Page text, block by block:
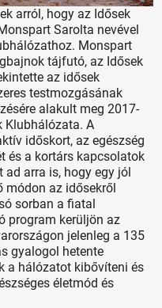
arról, hogy az Idősek
Sarolta nevével
Monspart
tájfutó, az Idősek
az idősek
testmozgásának
alakult meg 2017-
Klubhálózata. A
időskort, az egészség
és a kortárs kapcsolatok
arra is, hogy egy jól
az idősekről
sorban a fiatal
program kerüljön az
jelenleg a 135
gyalogol hetente
a hálózatot kibővíteni és
életmód és